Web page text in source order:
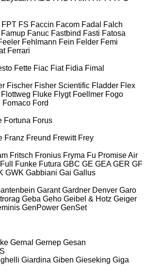
FPT FS Faccin Facom Fadal
Falch
Famup Fanuc Fastbind Fasti Fatosa
Fehlmann Fein Felder Femi
Ferrari
Fette Fiac Fiat Fidia Fimal
Fischer Fisher Scientific Fladder Flex
Flottweg Fluke Flygt Foellmer Fogo
Fomaco Ford
Fortuna Forus
Franz Freund Frewitt Frey
Fritsch Fronius Fryma Fu Promise Air
Full Funke Futura GBC GE GEA GER GF
GWK Gabbiani Gai Gallus
Garant Gardner Denver Garo
Geba Geho Geibel & Hotz Geiger
GenPower GenSet
Gernal Gernep Gesan
Giardina Giben Gieseking Giga